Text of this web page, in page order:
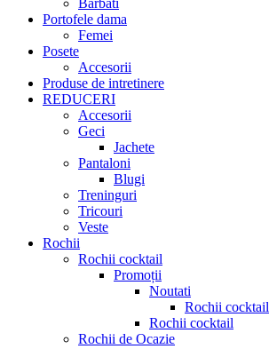
Barbati
Portofele dama
Femei
Posete
Accesorii
Produse de intretinere
REDUCERI
Accesorii
Geci
Jachete
Pantaloni
Blugi
Treninguri
Tricouri
Veste
Rochii
Rochii cocktail
Promoții
Noutati
Rochii cocktail
Rochii cocktail
Rochii de Ocazie